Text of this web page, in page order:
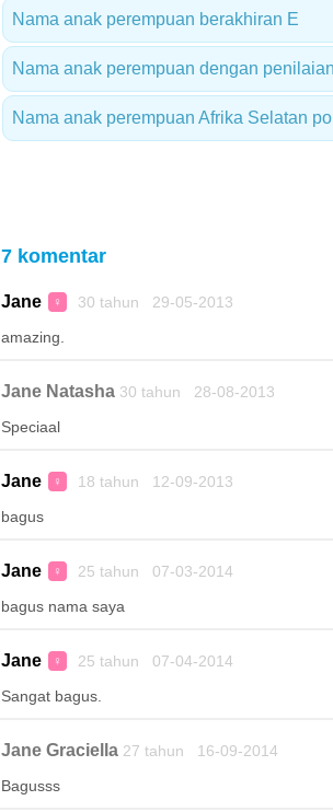
Nama anak perempuan berakhiran E
Nama anak perempuan dengan
Nama anak perempuan Afrika Selatan
7 komentar
Jane ♀ 30 tahun 29-05-2013
amazing.
Jane Natasha30 tahun 28-08-2013
Speciaal
Jane ♀ 18 tahun 12-09-2013
bagus
Jane ♀ 25 tahun 07-03-2014
bagus nama saya
Jane ♀ 25 tahun 07-04-2014
Sangat bagus.
Jane Graciella27 tahun 16-09-2014
Bagusss